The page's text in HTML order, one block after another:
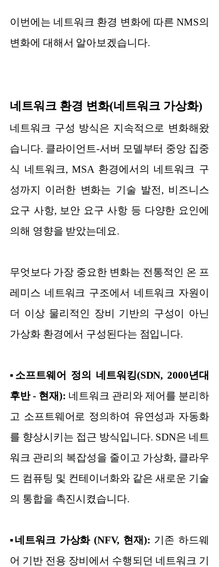
이번에는 네트워크 환경 변화에 따른 NMS의
변화에 대해서 알아보겠습니다.
네트워크 환경 변화(네트워크 가상화)
네트워크 구성 방식은 지속적으로 변화해왔
습니다. 클라이언트-서버 모델부터 중앙 집중
식 네트워크, MSA 환경에서의 네트워크 구
성까지 이러한 변화는 기술 발전, 비즈니스
요구 사항, 보안 요구 사항 등 다양한 요인에
의해 영향을 받았는데요.
무엇보다 가장 중요한 변화는 전통적인 온 프
레미스 네트워크 구조에서 네트워크 자원이
더 이상 물리적인 장비 기반의 구성이 아닌
가상화 환경에서 구성된다는 점입니다.
▪ 소프트웨어 정의 네트워킹(SDN, 2000년대
후반 - 현재): 네트워크 관리와 제어를 분리하
고 소프트웨어로 정의하여 유연성과 자동화
를 향상시키는 접근 방식입니다. SDN은 네트
워크 관리의 복잡성을 줄이고 가상화, 클라우
드 컴퓨팅 및 컨테이너화와 같은 새로운 기술
의 통합을 촉진시켰습니다.
▪네트워크 가상화 (NFV, 현재): 기존 하드웨
어 기반 전용 장비에서 수행되던 네트워크 기